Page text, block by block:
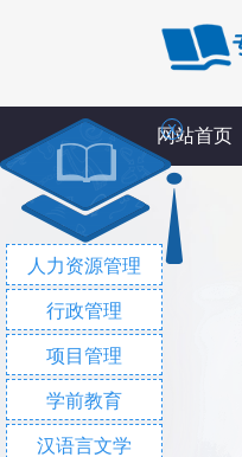
网站首页
人力资源管理
行政管理
项目管理
学前教育
汉语言文学
X